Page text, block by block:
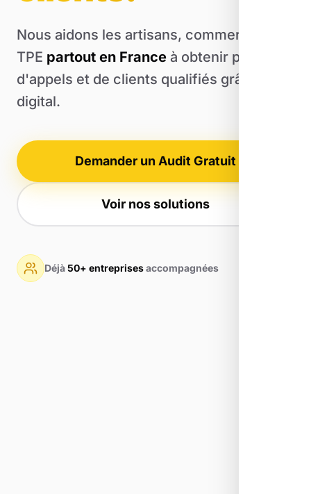
Nous aidons les artisans, commerçants et
TPE partout en France à obtenir plus
d'appels et de clients qualifiés grâce au
digital.
Demander un Audit Gratuit
Voir nos solutions
Déjà50+ entreprisesaccompagnées